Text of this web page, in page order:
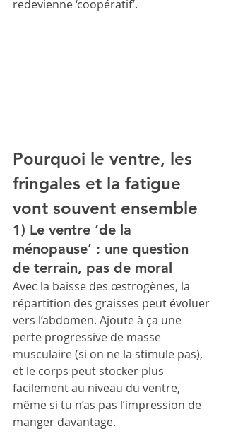
redevienne ‘coopératif’.
Pourquoi le ventre, les
fringales et la fatigue
vont souvent ensemble
1) Le ventre ‘de la
ménopause’ : une question
de terrain, pas de moral
Avec la baisse des œstrogènes, la
répartition des graisses peut évoluer
vers l’abdomen. Ajoute à ça une
perte progressive de masse
musculaire (si on ne la stimule pas),
et le corps peut stocker plus
facilement au niveau du ventre,
même si tu n’as pas l’impression de
manger davantage.